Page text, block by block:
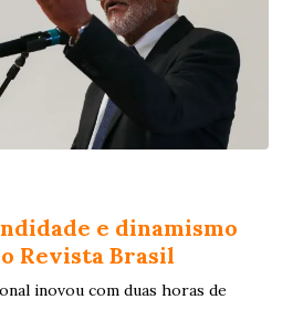
e dinamismo
Revista Brasil
inovou com duas horas de